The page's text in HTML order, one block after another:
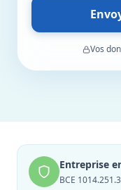
Vos
Entreprise
BCE